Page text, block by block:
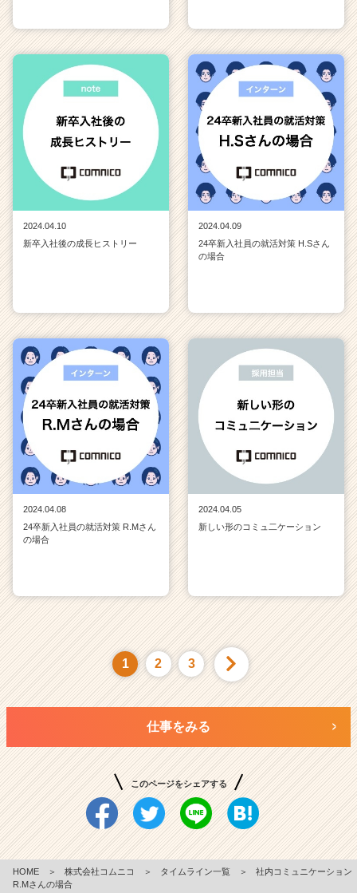
2024.04.10
新卒入社後の成長ヒストリー
2024.04.09
24卒新入社員の就活対策 H.Sさん
の場合
2024.04.08
24卒新入社員の就活対策 R.Mさん
の場合
2024.04.05
新しい形のコミュ二ケーション
1 2 3
仕事をみる
このページをシェアする
HOME ＞ 株式会社コムニコ ＞ タイムライン一覧 ＞
社内コミュニケーション
R.Mさんの場合